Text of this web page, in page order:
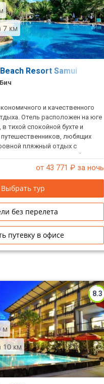
7 км
Resort Samui
и качественного
Отель расположен на юге
тихой спокойной бухте и
любящих
пляжный отдых с
по ресторанам и барам.
русскоязычных туристов.
от 43 771 ₽ за ночь
Выбрать тур
без перелета
путевку в офисе
8.3
м
10 км